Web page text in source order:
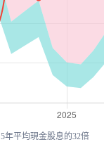
5年平均現金股息的32倍